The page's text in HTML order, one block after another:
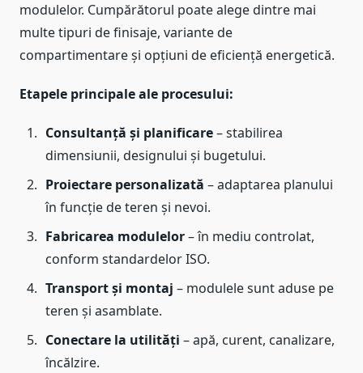
modulelor. Cumpărătorul poate alege dintre mai
multe tipuri de finisaje, variante de
compartimentare și opțiuni de eficiență energetică.
Etapele principale ale procesului:
Consultanță și planificare– stabilirea
dimensiunii, designului și bugetului.
Proiectare personalizată – adaptarea planului
în funcție de teren și nevoi.
Fabricarea modulelor– în mediu controlat,
conform standardelor ISO.
Transport și montaj – modulele sunt aduse pe
teren și asamblate.
Conectare la utilități – apă, curent, canalizare,
încălzire.